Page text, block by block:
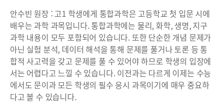
안수빈 원장 : 고1 학생에게 통합과학은 고등학교 첫 입문 시에
배우는 과학 과목입니다. 통합과학에는 물리, 화학, 생명, 지구
과학 내용이 모두 포함되어 있습니다. 또한 단순한 개념 문제가
아닌 실험 분석, 데이터 해석을 통해 문제를 풀거나 토론 등 통
합적 사고력을 갖고 문제를 풀 수 있어야 하므로 학생의 입장에
서는 어렵다고 느낄 수 있습니다. 이전과는 다르게 이제는 수능
에서도 문이과 모든 학생의 필수 응시 과목이기에 매우 중요하
다고 볼 수 있습니다.